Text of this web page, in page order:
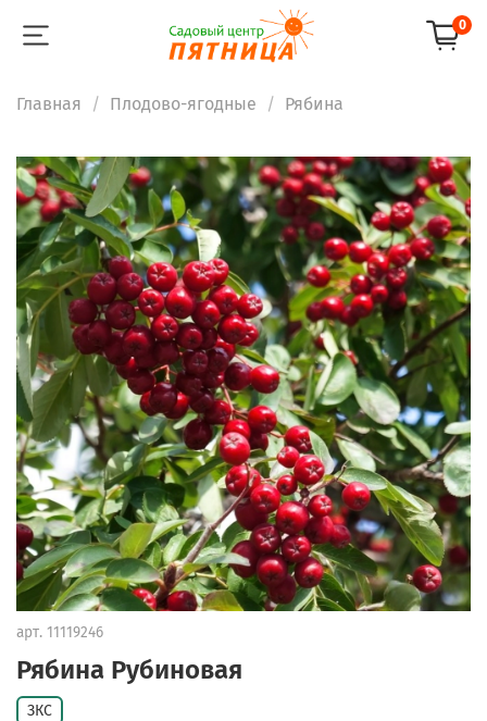
0
Главная Плодово-ягодные Рябина
арт. 11119246
Рябина Рубиновая
ЗКС